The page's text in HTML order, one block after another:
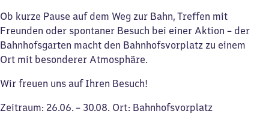
Ob kurze Pause auf dem Weg zur Bahn, Treffen mit
Freunden oder spontaner Besuch bei einer Aktion – der
Bahnhofsgarten macht den Bahnhofsvorplatz zu einem
Ort mit besonderer Atmosphäre.
Wir freuen uns auf Ihren Besuch!
Zeitraum: 26.06. – 30.08. Ort: Bahnhofsvorplatz